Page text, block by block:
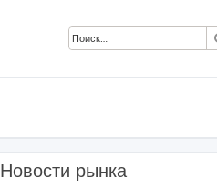
Новости рынка